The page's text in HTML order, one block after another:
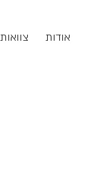
צוואות אודות